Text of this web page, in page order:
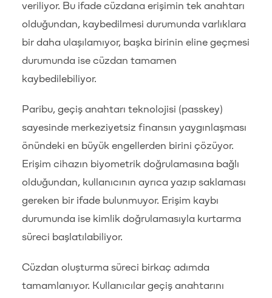
veriliyor. Bu ifade cüzdana erişimin tek anahtarı
olduğundan, kaybedilmesi durumunda varlıklara
bir daha ulaşılamıyor, başka birinin eline geçmesi
durumunda ise cüzdan tamamen
kaybedilebiliyor.
Paribu, geçiş anahtarı teknolojisi (passkey)
sayesinde merkeziyetsiz finansın yaygınlaşması
önündeki en büyük engellerden birini çözüyor.
Erişim cihazın biyometrik doğrulamasına bağlı
olduğundan, kullanıcının ayrıca yazıp saklaması
gereken bir ifade bulunmuyor. Erişim kaybı
durumunda ise kimlik doğrulamasıyla kurtarma
süreci başlatılabiliyor.
Cüzdan oluşturma süreci birkaç adımda
tamamlanıyor. Kullanıcılar geçiş anahtarını